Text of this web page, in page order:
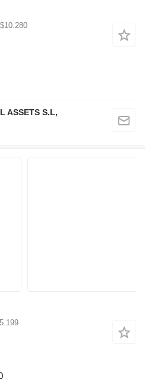
ASSETS S.L,